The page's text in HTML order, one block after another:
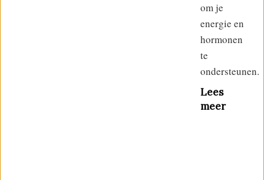
om je
energie en
hormonen
te
ondersteunen.
Lees
meer